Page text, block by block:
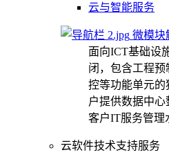
云与智能服务
微模块
面向ICT基础设
闭，包含工程
控等功能单元
户提供数据中
客户IT服务管理
云软件技术支持服务